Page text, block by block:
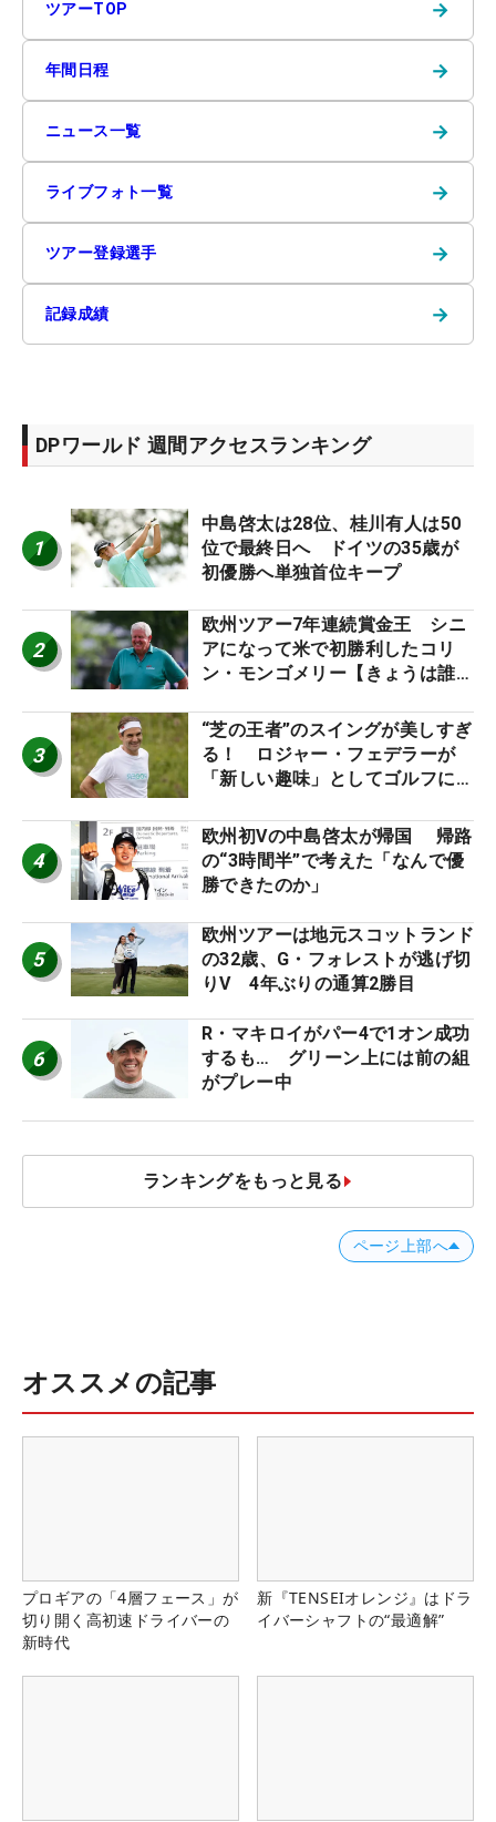
ツアーTOP →
年間日程 →
ニュース一覧 →
ライブフォト一覧 →
ツアー登録選手 →
記録成績 →
DPワールド 週間アクセスランキング
1
中島啓太は28位、桂川有人は50
位で最終日へ ドイツの35歳が
初優勝へ単独首位キープ
2
欧州ツアー7年連続賞金王 シニ
アになって米で初勝利したコリ
ン・モンゴメリー【きょうは誰の
3
“芝の王者”のスイングが美しすぎ
る！ ロジャー・フェデラーが
「新しい趣味」としてゴルフに挑
4
欧州初Vの中島啓太が帰国 帰路
の“3時間半”で考えた「なんで優
勝できたのか」
5
欧州ツアーは地元スコットランド
の32歳、G・フォレストが逃げ切
りV 4年ぶりの通算2勝目
6
R・マキロイがパー4で1オン成功
するも… グリーン上には前の組
がプレー中
ランキングをもっと見る
ページ上部へ
オススメの記事
プロギアの「4層フェース」が
切り開く高初速ドライバーの
新時代
新『TENSEIオレンジ』はドラ
イバーシャフトの“最適解”